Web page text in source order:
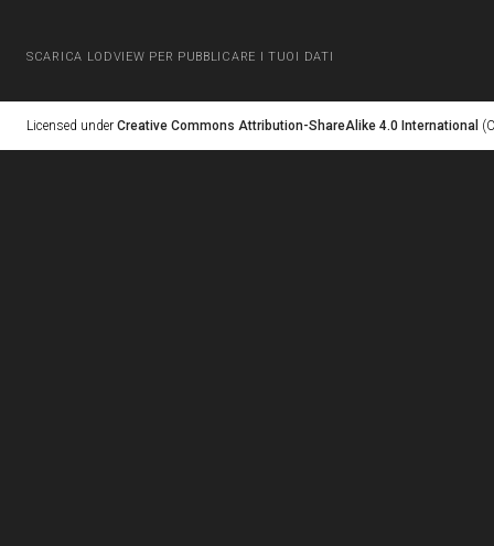
SCARICA LODVIEW PER PUBBLICARE I TUOI DATI
Licensed under Creative Commons Attribution-ShareAlike 4.0 International